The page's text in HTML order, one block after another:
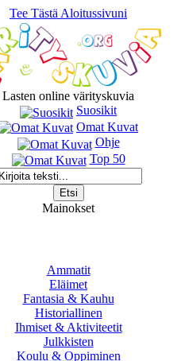
Tee Tästä Aloitussivuni
Lasten online värityskuvia
Suosikit
Omat Kuvat
Ohje
Top 50
Mainokset
Ammatit
Eläimet
Fantasia & Kauhu
Historiallinen
Ihmiset & Aktiviteetit
Julkkisten
Koulu & Oppiminen